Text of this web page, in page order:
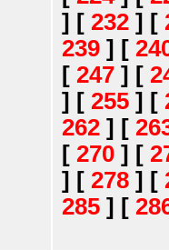
] [ 232 ] [
239 ] [
[ 247 ] [
] [ 255 ] [
262 ] [
[ 270 ] [
] [ 278 ] [
285 ] [